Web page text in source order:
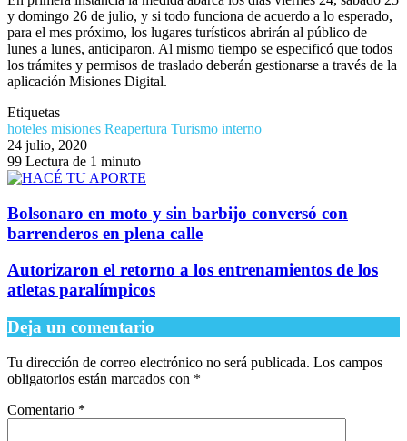
y domingo 26 de julio, y si todo funciona de acuerdo a lo esperado,
para el mes próximo, los lugares turísticos abrirán al público de
lunes a lunes, anticiparon. Al mismo tiempo se especificó que todos
los trámites y permisos de traslado deberán gestionarse a través de la
aplicación Misiones Digital.
Etiquetas
hoteles misiones Reapertura Turismo interno
24 julio, 2020
99 Lectura de 1 minuto
Bolsonaro en moto y sin barbijo conversó con
barrenderos en plena calle
Autorizaron el retorno a los entrenamientos de los
atletas paralímpicos
Deja un comentario
Tu dirección de correo electrónico no será publicada. Los campos
obligatorios están marcados con *
Comentario *